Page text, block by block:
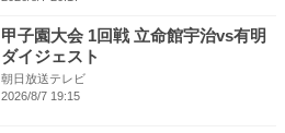
甲子園大会 1回戦 立命館宇治vs有明
ダイジェスト
朝日放送テレビ
2026/8/7 19:15